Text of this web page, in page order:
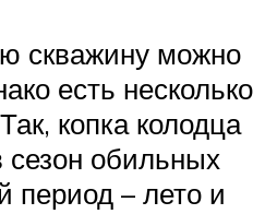
скважину можно
есть несколько
копка колодца
сезон обильных
– лето и